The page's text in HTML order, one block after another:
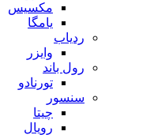
مکسیس
یامگا
ردیاب
وایزر
رول باند
تورنادو
سنسور
چیتا
رویال